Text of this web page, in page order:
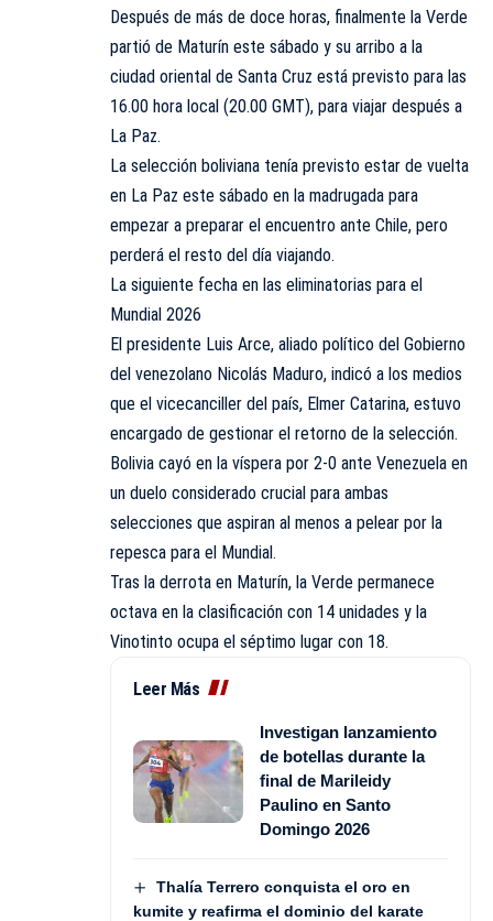
Después de más de doce horas, finalmente la Verde
partió de Maturín este sábado y su arribo a la
ciudad oriental de Santa Cruz está previsto para las
16.00 hora local (20.00 GMT), para viajar después a
La Paz.
La selección boliviana tenía previsto estar de vuelta
en La Paz este sábado en la madrugada para
empezar a preparar el encuentro ante Chile, pero
perderá el resto del día viajando.
La siguiente fecha en las eliminatorias para el
Mundial 2026
El presidente Luis Arce, aliado político del Gobierno
del venezolano Nicolás Maduro, indicó a los medios
que el vicecanciller del país, Elmer Catarina, estuvo
encargado de gestionar el retorno de la selección.
Bolivia cayó en la víspera por 2-0 ante Venezuela en
un duelo considerado crucial para ambas
selecciones que aspiran al menos a pelear por la
repesca para el Mundial.
Tras la derrota en Maturín, la Verde permanece
octava en la clasificación con 14 unidades y la
Vinotinto ocupa el séptimo lugar con 18.
Leer Más
Investigan lanzamiento
de botellas durante la
final de Marileidy
Paulino en Santo
Domingo 2026
Thalía Terrero conquista el oro en
kumite y reafirma el dominio del karate